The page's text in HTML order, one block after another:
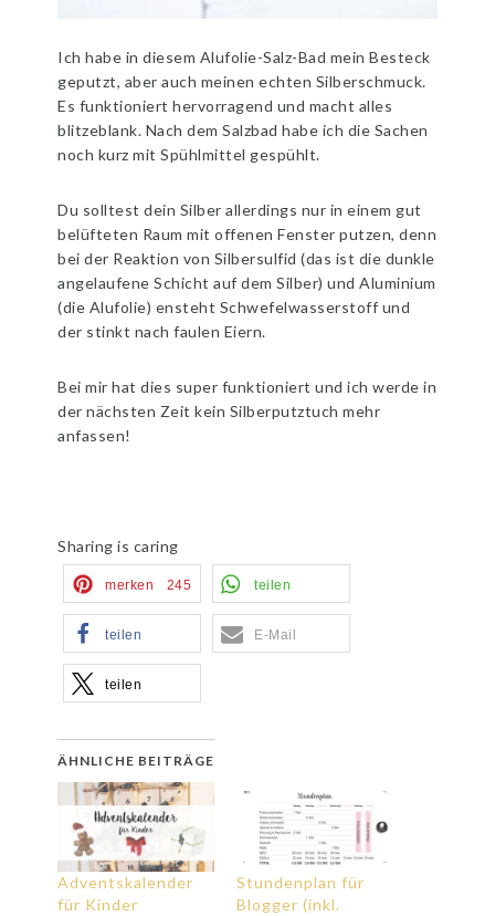
Ich habe in diesem Alufolie-Salz-Bad mein Besteck
geputzt, aber auch meinen echten Silberschmuck.
Es funktioniert hervorragend und macht alles
blitzeblank. Nach dem Salzbad habe ich die Sachen
noch kurz mit Spühlmittel gespühlt.
Du solltest dein Silber allerdings nur in einem gut
belüfteten Raum mit offenen Fenster putzen, denn
bei der Reaktion von Silbersulfid (das ist die dunkle
angelaufene Schicht auf dem Silber) und Aluminium
(die Alufolie) ensteht Schwefelwasserstoff und
der stinkt nach faulen Eiern.
Bei mir hat dies super funktioniert und ich werde in
der nächsten Zeit kein Silberputztuch mehr
anfassen!
Sharing is caring
merken 245 teilen
teilen E-Mail
teilen
ÄHNLICHE BEITRÄGE
Adventskalender
für Kinder
Stundenplan für
Blogger (inkl.